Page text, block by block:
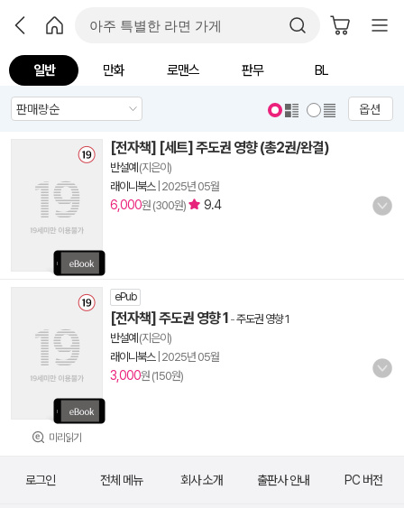
일반 만화 로맨스 판무 BL
옵션
[전자책] [세트] 주도권 영향 (총2권/완결)
반설예 (지은이)
래이니북스| 2025년 05월
6,000원 (300원) 9.4
미리읽기
ePub
[전자책] 주도권 영향 1 -주도권 영향 1
반설예 (지은이)
래이니북스| 2025년 05월
3,000원 (150원)
로그인 전체 메뉴 회사 소개 출판사 안내 PC 버전